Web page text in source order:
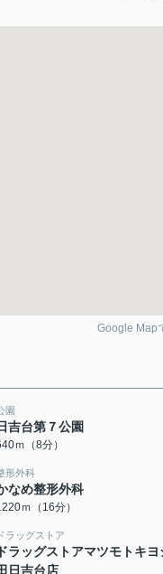
Google Map
園
吉台第７公園
ｍ（8分）
形外科
なめ整形外科
ｍ（16分）
ドラッグストア
ドラッグストアマツモトキヨ
日吉台店